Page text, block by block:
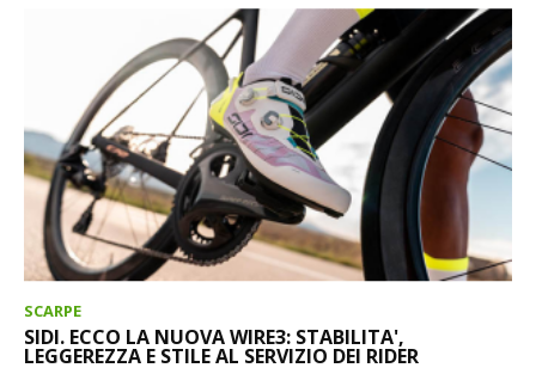
SCARPE
SIDI. ECCO LA NUOVA WIRE3: STABILITA',
LEGGEREZZA E STILE AL SERVIZIO DEI RIDER